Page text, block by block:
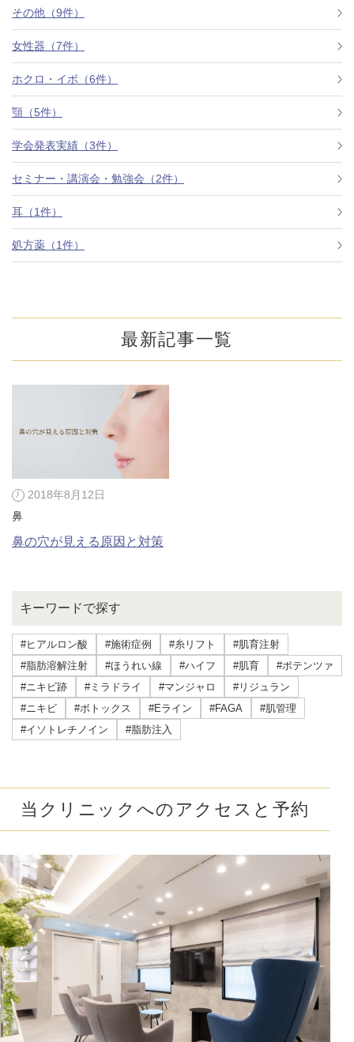
よくあるご質問
美容ブログ
井畑 峰紀 医師 安形省吾 医師
その他（9件）
女性器（7件）
ホクロ・イボ（6件）
顎（5件）
学会発表実績（3件）
セミナー・講演会・勉強会（2件）
耳（1件）
処方薬（1件）
キーワードで探す
#ヒアルロン酸 #施術症例 #糸リフト
#肌育注射
#脂肪溶解注射
#ほうれい線 #ハイフ #肌育
#ポテンツァ
#ニキビ跡
#ミラドライ #マンジャロ
#リジュラン
#ニキビ
#ボトックス #Eライン #FAGA
#肌管理
#イソトレチノイン
#脂肪注入
最新記事一覧
2018年8月12日
鼻
鼻の穴が見える原因と対策
当クリニックへのアクセスと予約